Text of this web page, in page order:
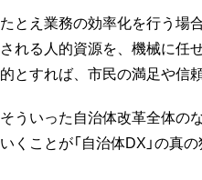
たとえ業務の効率化を行う場
される人的資源を、機械に任
的とすれば、市民の満足や信
そういった自治体改革全体の
いくことが「自治体DX」の真